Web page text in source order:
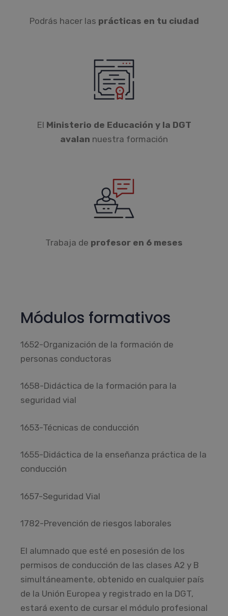
Podrás hacer las prácticas en tu ciudad
El Ministerio de Educación y la DGT
avalan nuestra formación
Trabaja de profesor en 6 meses
Módulos formativos
1652-Organización de la formación de
personas conductoras
1658-Didáctica de la formación para la
seguridad vial
1653-Técnicas de conducción
1655-Didáctica de la enseñanza práctica de la
conducción
1657-Seguridad Vial
1782-Prevención de riesgos laborales
El alumnado que esté en posesión de los
permisos de conducción de las clases A2 y B
simultáneamente, obtenido en cualquier país
de la Unión Europea y registrado en la DGT,
estará exento de cursar el módulo profesional